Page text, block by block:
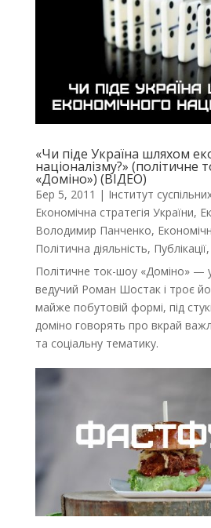
«Чи піде Україна шляхом
націоналізму?» (політичне
«Доміно») (ВІДЕО)
Бер 5, 2011 | Інститут
Економічна стратегія України,
Володимир Панченко,
Політична діяльність, Публікації,
Політичне ток-шоу «Доміно» —
ведучий Роман Шостак і троє
майже побутовій формі, під
доміно говорять про вкрай
та соціальну тематику.